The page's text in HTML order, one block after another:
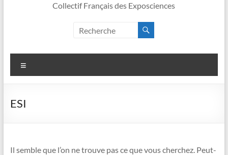
Collectif Français des Exposciences
ESI
Il semble que l’on ne trouve pas ce que vous cherchez. Peut-